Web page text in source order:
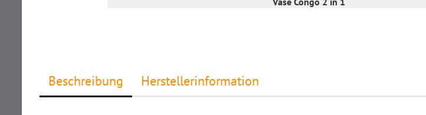
Beschreibung Herstellerinformation